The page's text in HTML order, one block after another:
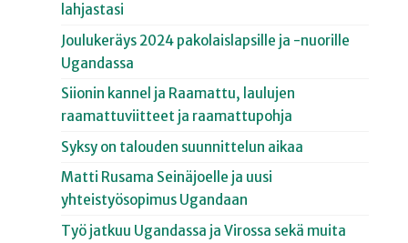
lahjastasi
Joulukeräys 2024 pakolaislapsille ja -nuorille
Ugandassa
Siionin kannel ja Raamattu, laulujen
raamattuviitteet ja raamattupohja
Syksy on talouden suunnittelun aikaa
Matti Rusama Seinäjoelle ja uusi
yhteistyösopimus Ugandaan
Työ jatkuu Ugandassa ja Virossa sekä muita